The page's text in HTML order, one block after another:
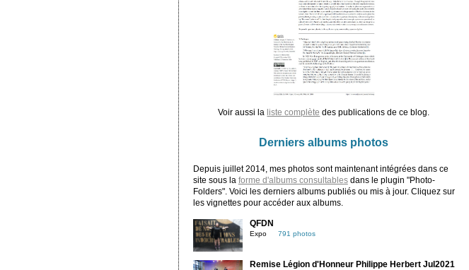
Voir aussi la liste complète des publications de ce blog.
Derniers albums photos
Depuis juillet 2014, mes photos sont maintenant intégrées dans ce
site sous la forme d'albums consultablesdans le plugin "Photo-
Folders". Voici les derniers albums publiés ou mis à jour. Cliquez sur
les vignettes pour accéder aux albums.
QFDN
Expo 791 photos
Remise Légion d'Honneur Philippe Herbert Jul2021